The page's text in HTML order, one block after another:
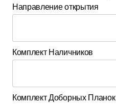
Направление открытия
Комплект Наличников
Комплект Доборных Планок